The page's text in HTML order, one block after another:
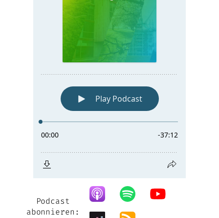
Podcast
abonnieren: